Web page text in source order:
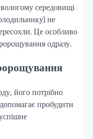
середовищі
не
Це особливо
одразу.
його потрібно
пробудити